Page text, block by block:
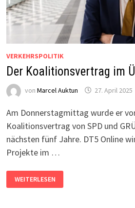
VERKEHRSPOLITIK
Der Koalitionsvertrag im
von Marcel Auktun 27. April 2025
Am Donnerstagmittag wurde er
Koalitionsvertrag von SPD und
nächsten fünf Jahre. DT5 Online
Projekte im …
DER
KOALITIONSVERTRAG
IM
WEITERLESEN